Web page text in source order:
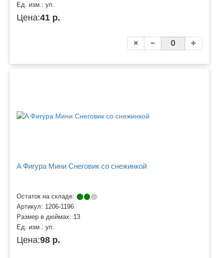
Ед. изм.: уп.
Цена:41 р.
A Фигура Мини Снеговик со снежинкой
Остаток на складе:
Артикул: 1206-1196
Размер в дюймах: 13
Ед. изм.: уп.
Цена:98 р.